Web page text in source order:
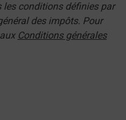
les conditions définies par
des impôts. Pour
Conditions générales